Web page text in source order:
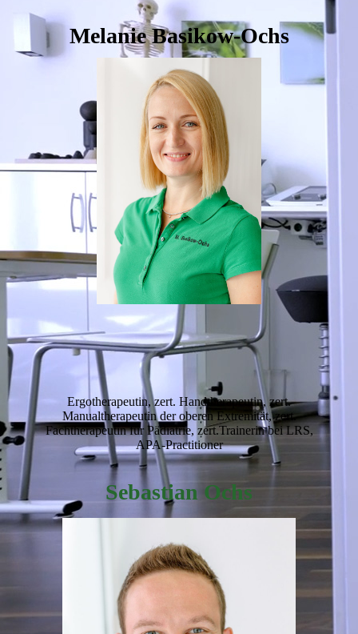
Melanie Basikow-Ochs
Ergotherapeutin, zert. Handtherapeutin, zert.
Manualtherapeutin der oberen Extremität, zert.
Fachtherapeutin für Pädiatrie, zert.Trainerin bei LRS,
APA-Practitioner
Sebastian Ochs